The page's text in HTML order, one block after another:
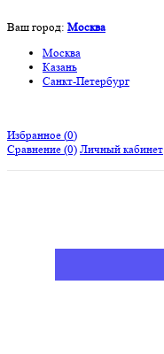
Ваш город: Москва
Москва
Казань
Санкт-Петербург
Избранное (0)
Сравнение (0) Личный кабинет